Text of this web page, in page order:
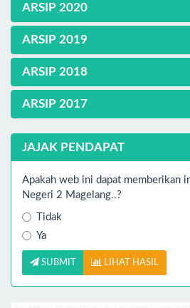
ARSIP 2020
ARSIP 2019
ARSIP 2018
ARSIP 2017
JAJAK PENDAPAT
Apakah web ini dapat memberikan
Negeri 2 Magelang..?
Tidak
Ya
SUBMIT LIHAT HASIL